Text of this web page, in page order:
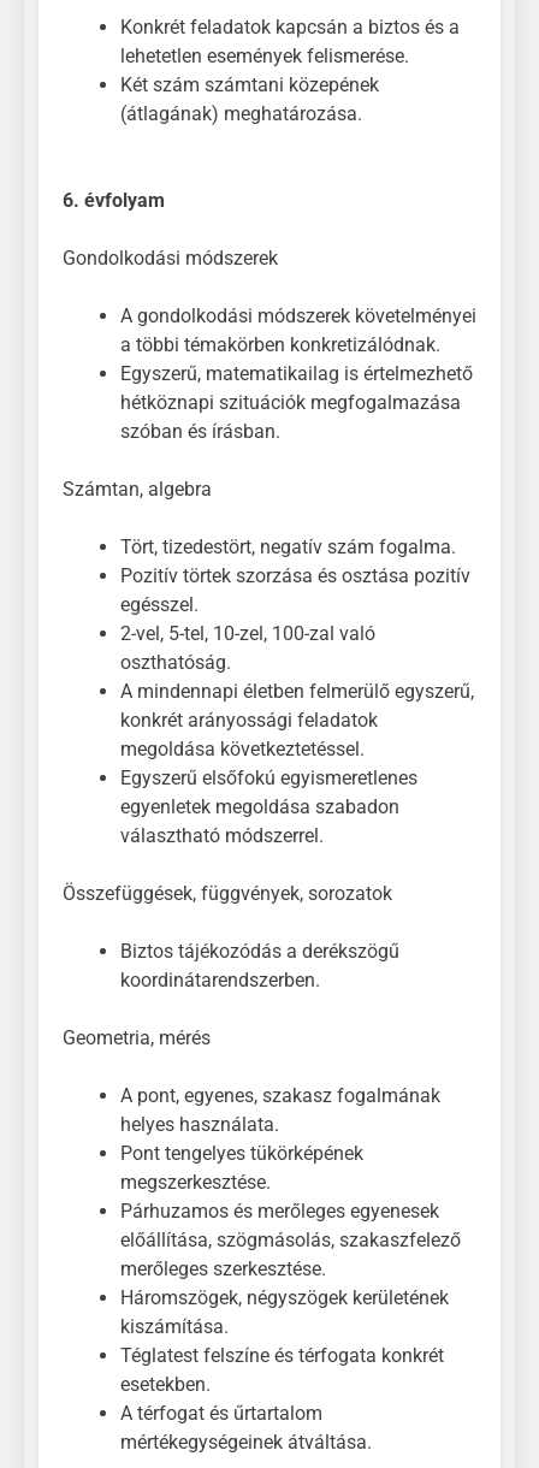
Konkrét feladatok kapcsán a biztos és a
lehetetlen események felismerése.
Két szám számtani közepének
(átlagának) meghatározása.
6. évfolyam
Gondolkodási módszerek
A gondolkodási módszerek követelményei
a többi témakörben konkretizálódnak.
Egyszerű, matematikailag is értelmezhető
hétköznapi szituációk megfogalmazása
szóban és írásban.
Számtan, algebra
Tört, tizedestört, negatív szám fogalma.
Pozitív törtek szorzása és osztása pozitív
egésszel.
2-vel, 5-tel, 10-zel, 100-zal való
oszthatóság.
A mindennapi életben felmerülő egyszerű,
konkrét arányossági feladatok
megoldása következtetéssel.
Egyszerű elsőfokú egyismeretlenes
egyenletek megoldása szabadon
választható módszerrel.
Összefüggések, függvények, sorozatok
Biztos tájékozódás a derékszögű
koordinátarendszerben.
Geometria, mérés
A pont, egyenes, szakasz fogalmának
helyes használata.
Pont tengelyes tükörképének
megszerkesztése.
Párhuzamos és merőleges egyenesek
előállítása, szögmásolás, szakaszfelező
merőleges szerkesztése.
Háromszögek, négyszögek kerületének
kiszámítása.
Téglatest felszíne és térfogata konkrét
esetekben.
A térfogat és űrtartalom
mértékegységeinek átváltása.